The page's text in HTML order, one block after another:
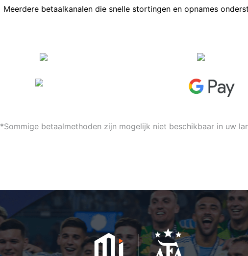
Meerdere betaalkanalen die snelle stortingen en opnames
*Sommige betaalmethoden zijn mogelijk niet beschikbaar in uw